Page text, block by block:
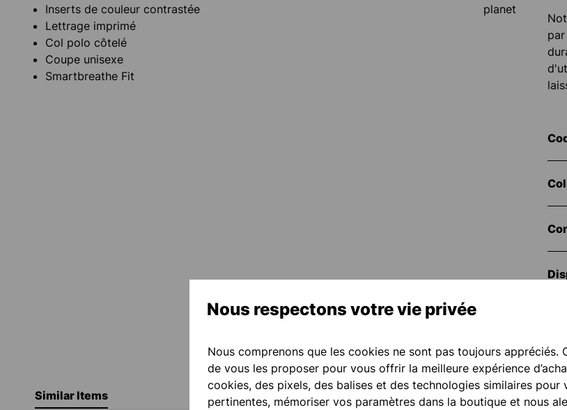
Inserts de couleur contrastée
Lettrage imprimé
Col polo côtelé
Coupe unisexe
Smartbreathe Fit
Similar Items
Nous respectons votre vie privée
Nous comprenons que les cookies ne sont pas toujours appréciés.
de vous les proposer pour vous offrir la meilleure expérience
cookies, des pixels, des balises et des technologies similaires
pertinentes, mémoriser vos paramètres dans la boutique et nous